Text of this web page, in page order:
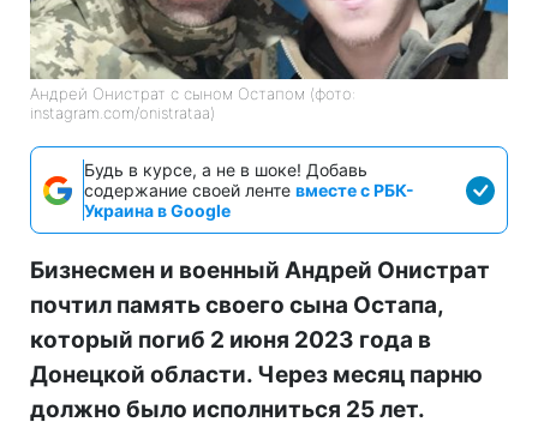
Андрей Онистрат с сыном Остапом (фото:
instagram.com/onistrataa)
Будь в курсе, а не в шоке! Добавь
содержание своей ленте вместе с РБК-
Украина в Google
Бизнесмен и военный Андрей Онистрат
почтил память своего сына Остапа,
который погиб 2 июня 2023 года в
Донецкой области. Через месяц парню
должно было исполниться 25 лет.